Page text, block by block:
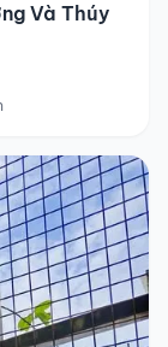
Và Thúy